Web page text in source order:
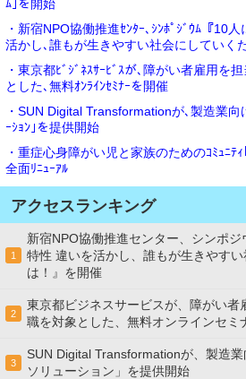
ﾑ｣を開始
・新宿NPO協働推進ｾﾝﾀｰ､ｼﾝﾎﾟｼﾞｳﾑ『10
活かし､誰もが生きやすい社会にしていく
・東京都ﾋﾞｼﾞﾈｽｻｰﾋﾞｽが､障がい者雇用を
とした､無料ｵﾝﾗｲﾝｾﾐﾅｰを開催
・SUN Digital Transformationが､製造業
ｰｼｮﾝ｣を提供開始
・重症心身障がい児と家族のためのｺﾐｭﾆﾃ
全面ﾘﾆｭｰｱﾙ
アクセスランキング
1
新宿NPO協働推進センター、シンポ
特性 違いを活かし、誰もが生きやす
は！』を開催
2
東京都ビジネスサービスが、障がい者
職を対象とした、無料オンラインセミ
3
SUN Digital Transformationが、製造
ソリューション」を提供開始